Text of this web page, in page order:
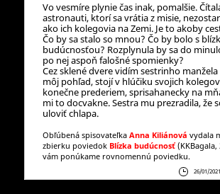
Vo vesmíre plynie čas inak, pomalšie.
astronauti, ktorí sa vrátia z misie,
ako ich kolegovia na Zemi. Je to akoby
Čo by sa stalo so mnou? Čo by bolo s
budúcnosťou? Rozplynula by sa do
po nej aspoň falošné spomienky?
Cez sklené dvere vidím sestrinho
môj pohľad, stojí v hlúčiku svojich
konečne prederiem, sprisahanecky na
mi to docvakne. Sestra mu prezradila, že
uloviť chlapa.
Obľúbená spisovateľka Anna Kiliánová vydala
zbierku poviedok Blízka budúcnosť
vám ponúkame rovnomennú poviedku.
26/01/2021